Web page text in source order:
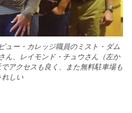
ュー・カレッジ職員のミスト・ダム
ん、レイモンド・チュウさん（左か
アクセスも良く、また無料駐車場も
れしい